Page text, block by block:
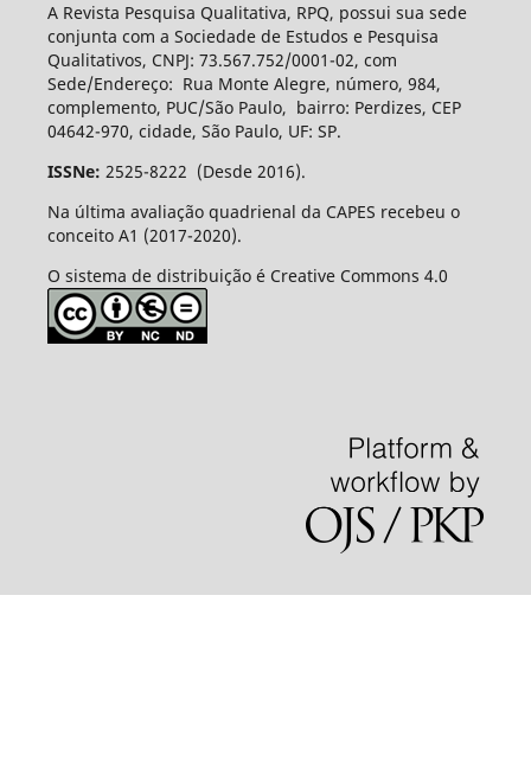
A Revista Pesquisa Qualitativa, RPQ, possui sua sede
conjunta com a Sociedade de Estudos e Pesquisa
Qualitativos, CNPJ: 73.567.752/0001-02, com
Sede/Endereço: Rua Monte Alegre, número, 984,
complemento, PUC/São Paulo, bairro: Perdizes, CEP
04642-970, cidade, São Paulo, UF: SP.
ISSNe: 2525-8222 (Desde 2016).
Na última avaliação quadrienal da CAPES recebeu o
conceito A1 (2017-2020).
O sistema de distribuição é Creative Commons 4.0